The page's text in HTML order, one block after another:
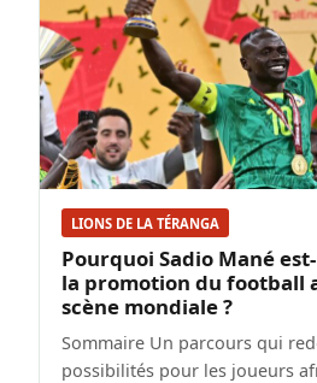
LIONS DE LA TÉRANGA
Pourquoi Sadio Mané
la promotion du football
scène mondiale ?
Sommaire Un parcours qui
possibilités pour les joueurs